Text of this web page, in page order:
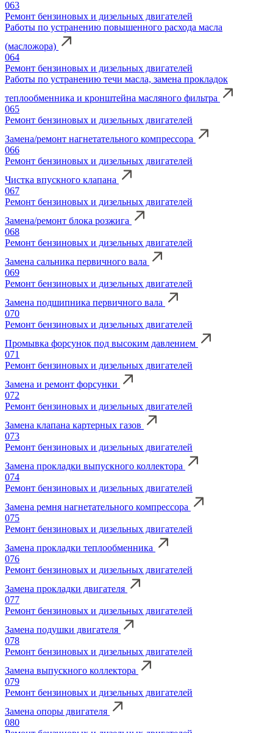
063
Ремонт бензиновых и дизельных двигателей
Работы по устранению повышенного расхода масла
(масложора)
064
Ремонт бензиновых и дизельных двигателей
Работы по устранению течи масла, замена прокладок
теплообменника и кронштейна масляного фильтра
065
Ремонт бензиновых и дизельных двигателей
Замена/ремонт нагнетательного компрессора
066
Ремонт бензиновых и дизельных двигателей
Чистка впускного клапана
067
Ремонт бензиновых и дизельных двигателей
Замена/ремонт блока розжига
068
Ремонт бензиновых и дизельных двигателей
Замена сальника первичного вала
069
Ремонт бензиновых и дизельных двигателей
Замена подшипника первичного вала
070
Ремонт бензиновых и дизельных двигателей
Промывка форсунок под высоким давлением
071
Ремонт бензиновых и дизельных двигателей
Замена и ремонт форсунки
072
Ремонт бензиновых и дизельных двигателей
Замена клапана картерных газов
073
Ремонт бензиновых и дизельных двигателей
Замена прокладки выпускного коллектора
074
Ремонт бензиновых и дизельных двигателей
Замена ремня нагнетательного компрессора
075
Ремонт бензиновых и дизельных двигателей
Замена прокладки теплообменника
076
Ремонт бензиновых и дизельных двигателей
Замена прокладки двигателя
077
Ремонт бензиновых и дизельных двигателей
Замена подушки двигателя
078
Ремонт бензиновых и дизельных двигателей
Замена выпускного коллектора
079
Ремонт бензиновых и дизельных двигателей
Замена опоры двигателя
080